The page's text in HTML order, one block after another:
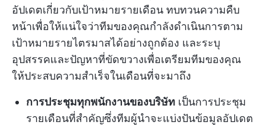
อัปเดตเกี่ยวกับเป้าหมายรายเดือน ทบทวนความคืบ
หน้าเพื่อให้แน่ใจว่าทีมของคุณกำลังดำเนินการตาม
เป้าหมายรายไตรมาสได้อย่างถูกต้อง และระบุ
อุปสรรคและปัญหาที่ขัดขวางเพื่อเตรียมทีมของคุณ
ให้ประสบความสำเร็จในเดือนที่จะมาถึง
การประชุมทุกพนักงานของบริษัท เป็นการประชุม
รายเดือนที่สำคัญซึ่งทีมผู้นำจะแบ่งปันข้อมูลอัปเดต